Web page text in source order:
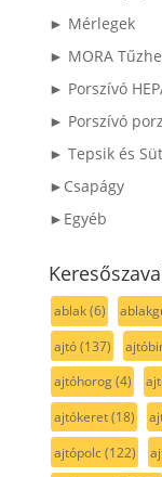
► Mérlegek
► MORA
► Porszívó
► Porszívó
► Tepsik és
►Csapágy
►Egyéb
ablak(6)
ajtó(137)
ajtóhorog(4)
ajtókeret(18)
ajtópolc(122)